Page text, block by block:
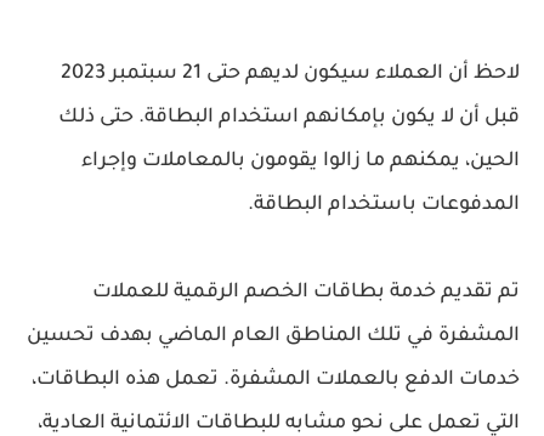
لاحظ أن العملاء سيكون لديهم حتى 21 سبتمبر 2023
قبل أن لا يكون بإمكانهم استخدام البطاقة. حتى ذلك
الحين، يمكنهم ما زالوا يقومون بالمعاملات وإجراء
المدفوعات باستخدام البطاقة.
تم تقديم خدمة بطاقات الخصم الرقمية للعملات
المشفرة في تلك المناطق العام الماضي بهدف تحسين
خدمات الدفع بالعملات المشفرة. تعمل هذه البطاقات،
التي تعمل على نحو مشابه للبطاقات الائتمانية العادية،